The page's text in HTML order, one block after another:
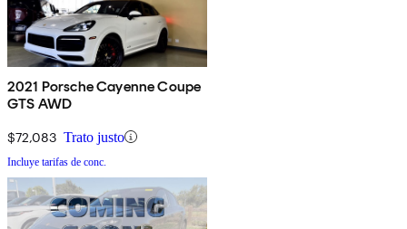
2021 Porsche Cayenne Coupe
GTS AWD
$72,083 Trato justo
Incluye tarifas de conc.